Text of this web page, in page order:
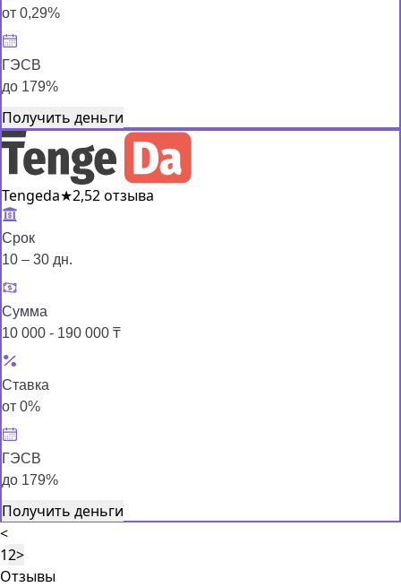
от 0,29%
ГЭСВ
до 179%
Получить деньги
Tengeda★2,52 отзыва
Срок
10 – 30 дн.
Сумма
10 000 - 190 000 ₸
Ставка
от 0%
ГЭСВ
до 179%
Получить деньги
<
12>
Отзывы